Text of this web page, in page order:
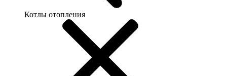
Котлы отопления